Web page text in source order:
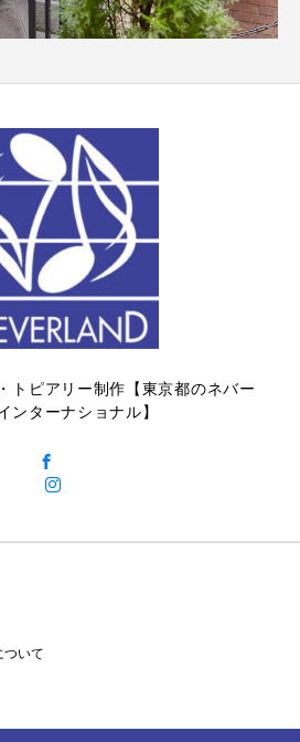
トピアリー制作【東京都のネバー
ンターナショナル】
いて